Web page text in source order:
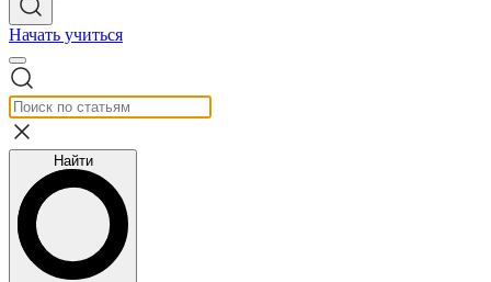
Начать учиться
Найти